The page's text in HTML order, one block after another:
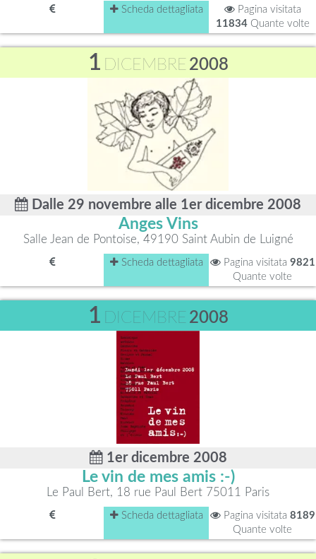
Scheda dettagliata
Pagina visitata
11834Quante volte
1 DICEMBRE 2008
Dalle 29 novembre alle 1er dicembre 2008
Anges Vins
Salle Jean de Pontoise, 49190 Saint Aubin de Luigné
Scheda dettagliata Pagina visitata 9821
Quante volte
1 DICEMBRE 2008
1er dicembre 2008
Le vin de mes amis :-)
Le Paul Bert, 18 rue Paul Bert 75011 Paris
Scheda dettagliata Pagina visitata 8189
Quante volte